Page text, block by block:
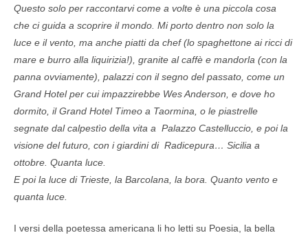
Questo solo per raccontarvi come a volte è una piccola cosa
che ci guida a scoprire il mondo. Mi porto dentro non solo la
luce e il vento, ma anche piatti da chef (lo spaghettone ai ricci di
mare e burro alla liquirizia!), granite al caffè e mandorla (con la
panna ovviamente), palazzi con il segno del passato, come un
Grand Hotel per cui impazzirebbe Wes Anderson, e dove ho
dormito, il Grand Hotel Timeo a Taormina, o le piastrelle
segnate dal calpestìo della vita a Palazzo Castelluccio, e poi la
visione del futuro, con i giardini di Radicepura… Sicilia a
ottobre. Quanta luce.
E poi la luce di Trieste, la Barcolana, la bora. Quanto vento e
quanta luce.
I versi della poetessa americana li ho letti su Poesia, la bella